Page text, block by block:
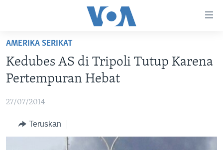
Akses
Lanjut
ke
Konten
Lanjut
BERANDA
POLYGRAPH
DAFTAR PROGRAM
AMERIKA SERIKAT
Kedubes AS di Tripoli Tutup Karena
Pertempuran Hebat
27/07/2014
Teruskan